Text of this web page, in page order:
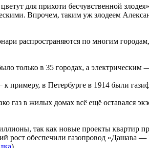
для прихоти бесчувственной
Впрочем, таким уж злодеем
распространяются по многим
только в 35 городах, а электрическим
примеру, в Петербурге в 1914 были
газ в жилых домах всё ещё оставался
так как новые проекты квартир
обеспечили газопровод «Дашава —
).